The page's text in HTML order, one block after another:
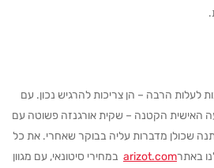
לעלות הרבה – הן צריכות להרגיש נכון. עם
האישית הקטנה – שקית אורגנזה פשוטה עם
שכולן מדברות עליה בבוקר שאחרי. את כל
באתרarizot.com במחירי סיטונאי, עם מגוון